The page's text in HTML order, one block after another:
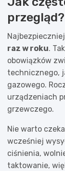
przegląd?
raz w roku.
obowiązków
technicznego,
gazowego.
urządzeniach
grzewczego.
Nie warto
wcześniej
ciśnienia,
taktowanie,